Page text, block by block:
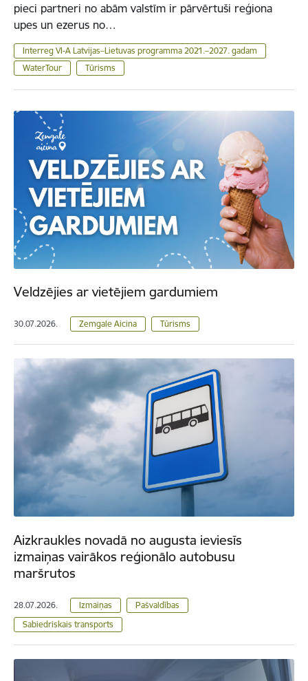
pieci partneri no abām valstīm ir pārvērtuši reģiona
upes un ezerus no…
Interreg VI-A Latvijas–Lietuvas programma 2021.–2027. gadam
WaterTour
Tūrisms
Veldzējies ar vietējiem gardumiem
30.07.2026. Zemgale Aicina Tūrisms
Aizkraukles novadā no augusta ieviesīs
izmaiņas vairākos reģionālo autobusu
maršrutos
28.07.2026. Izmaiņas
Pašvaldības
Sabiedriskais transports